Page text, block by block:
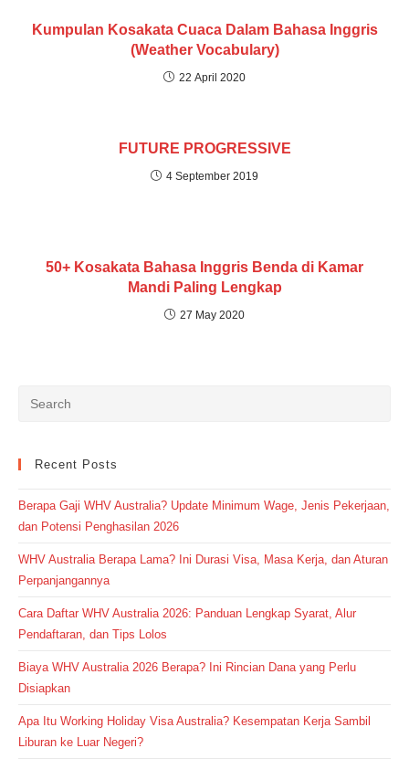
Kumpulan Kosakata Cuaca Dalam Bahasa Inggris
(Weather Vocabulary)
22 April 2020
FUTURE PROGRESSIVE
4 September 2019
50+ Kosakata Bahasa Inggris Benda di Kamar
Mandi Paling Lengkap
27 May 2020
Recent Posts
Berapa Gaji WHV Australia? Update Minimum Wage, Jenis Pekerjaan,
dan Potensi Penghasilan 2026
WHV Australia Berapa Lama? Ini Durasi Visa, Masa Kerja, dan Aturan
Perpanjangannya
Cara Daftar WHV Australia 2026: Panduan Lengkap Syarat, Alur
Pendaftaran, dan Tips Lolos
Biaya WHV Australia 2026 Berapa? Ini Rincian Dana yang Perlu
Disiapkan
Apa Itu Working Holiday Visa Australia? Kesempatan Kerja Sambil
Liburan ke Luar Negeri?